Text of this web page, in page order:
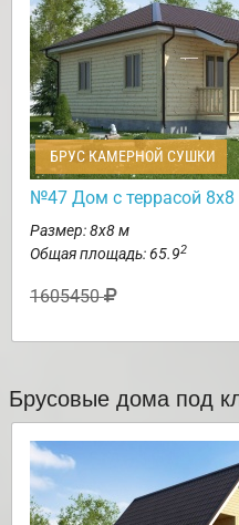
БРУС КАМЕРНОЙ СУШКИ
№47 Дом с террасой 8х8
Размер: 8х8 м
Общая площадь: 65.92
1605450
Брусовые дома под